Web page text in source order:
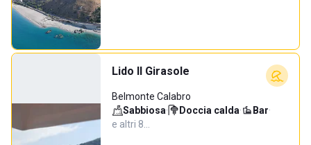
Lido Il Girasole
Belmonte Calabro
Sabbiosa· Doccia calda· Bar·
e altri 8…